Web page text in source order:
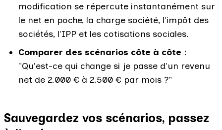
modification se répercute instantanément sur
le net en poche, la charge société, l'impôt des
sociétés, l'IPP et les cotisations sociales.
Comparer des scénarios côte à côte :
"Qu'est-ce qui change si je passe d'un revenu
net de 2.000 € à 2.500 € par mois ?"
Sauvegardez vos scénarios, passez